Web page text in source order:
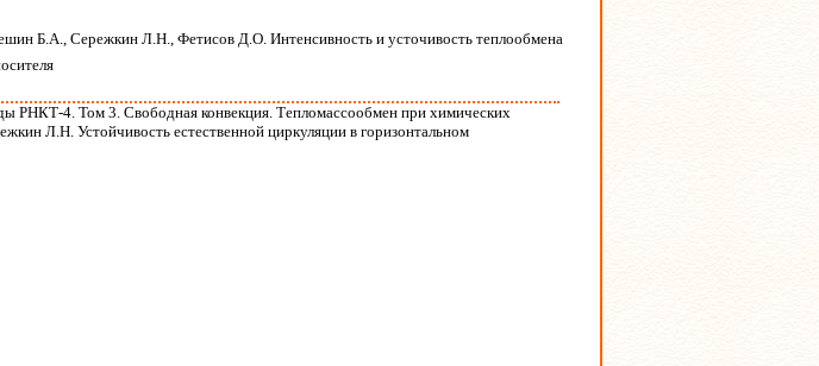
Б.А., Сережкин Л.Н., Фетисов Д.О. Интенсивность и усточивость теплообмена
РНКТ-4. Том 3. Свободная конвекция. Тепломассообмен при химических
Л.Н. Устойчивость естественной циркуляции в горизонтальном